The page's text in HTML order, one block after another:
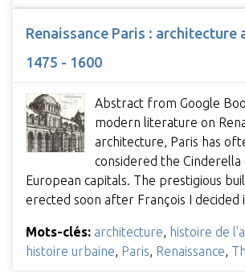
Renaissance Paris : architecture
1475 - 1600
Abstract from Google
modern literature on
architecture, Paris has
considered the
European capitals. The prestigious
erected soon after François I decided
Mots-clés: architecture, histoire de
histoire urbaine, Paris, Renaissance,